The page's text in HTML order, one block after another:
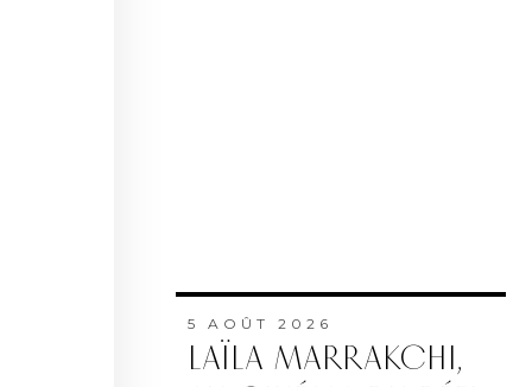
5 AOÛT 2026
LAÏLA MARRAKCHI,